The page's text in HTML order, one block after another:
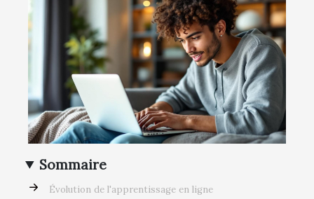
Sommaire
Évolution de l'apprentissage en ligne